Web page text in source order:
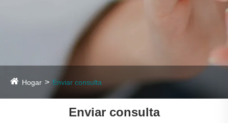
Hogar Enviar consulta
Enviar consulta